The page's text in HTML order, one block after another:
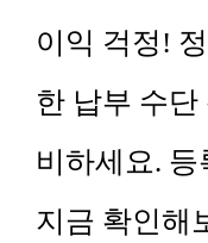
이익 걱정!
한 납부 수
비하세요.
지금 확인해